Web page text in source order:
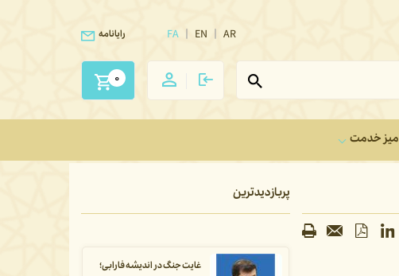
FA EN AR رایانامه
0
میز خدمت
پربازدیدترین
غایت جنگ در اندیشه فارابی؛